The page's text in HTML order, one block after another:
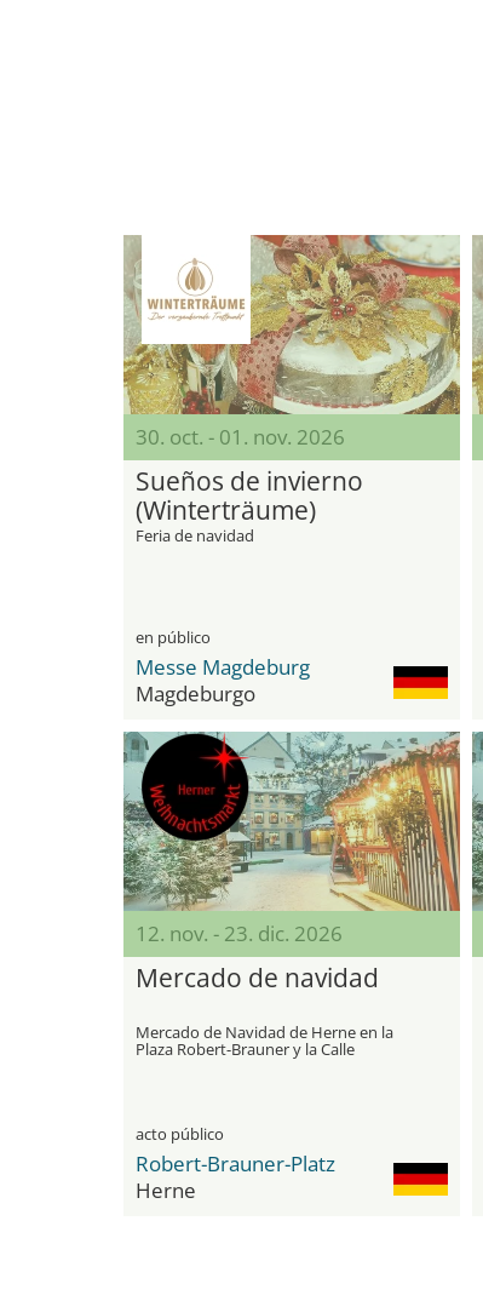
30. oct. - 01. nov. 2026
Sueños de invierno
(Winterträume)
Feria de navidad
en público
Messe Magdeburg
Magdeburgo
12. nov. - 23. dic. 2026
Mercado de navidad
Mercado de Navidad de Herne en la
Plaza Robert-Brauner y la Calle
acto público
Robert-Brauner-Platz
Herne